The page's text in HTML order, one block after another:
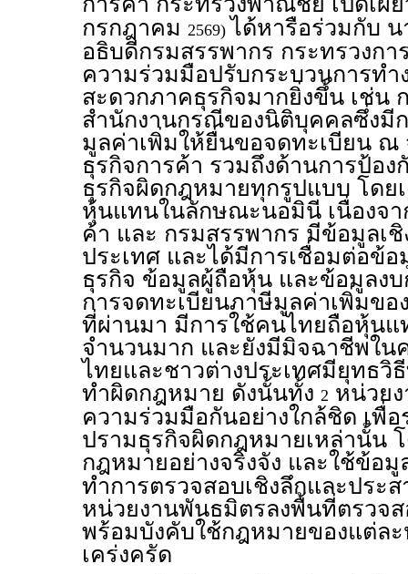
กรกฎาคม 2569) ได้หารือร่วมกับ
อธิบดีกรมสรรพากร กระทรวงกา
ความร่วมมือปรับกระบวนการทำ
สะดวกภาคธุรกิจมากยิ่งขึ้น เช่น
สำนักงานกรณีของนิติบุคคลซึ่งมี
มูลค่าเพิ่มให้ยื่นขอจดทะเบียน
ธุรกิจการค้า รวมถึงด้านการป้อ
ธุรกิจผิดกฎหมายทุกรูปแบบ โดย
หุ้นแทนในลักษณะนอมินี เนื่องจ
ค้า และ กรมสรรพากร มีข้อมูลเ
ประเทศ และได้มีการเชื่อมต่อข้
ธุรกิจ ข้อมูลผู้ถือหุ้น และข้อมูลงบ
การจดทะเบียนภาษีมูลค่าเพิ่มขอ
ที่ผ่านมา มีการใช้คนไทยถือหุ้นแ
จำนวนมาก และยังมีมิจฉาชีพใน
ไทยและชาวต่างประเทศมียุทธวิ
ทำผิดกฎหมาย ดังนั้นทั้ง 2 หน่วย
ความร่วมมือกันอย่างใกล้ชิด เพื่
ปรามธุรกิจผิดกฎหมายเหล่านั้น
กฎหมายอย่างจริงจัง และใช้ข้อ
ทำการตรวจสอบเชิงลึกและประ
หน่วยงานพันธมิตรลงพื้นที่ตรวจส
พร้อมบังคับใช้กฎหมายของแต่ละ
เคร่งครัด